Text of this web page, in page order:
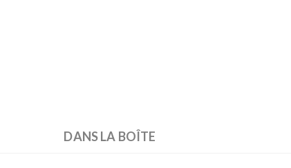
DANS LA BOÎTE